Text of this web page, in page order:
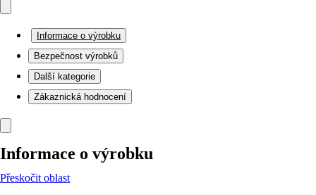
Informace o výrobku
Bezpečnost výrobků
Další kategorie
Zákaznická hodnocení
Informace o výrobku
Přeskočit oblast